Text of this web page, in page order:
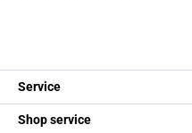
Service
Shop service